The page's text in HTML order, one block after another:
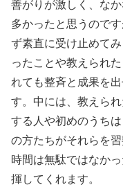
善がりが激しく、な
多かったと思うので
ず素直に受け止めて
ったことや教えられ
れても整斉と成果を
す。中には、教えら
する人や初めのうち
の方たちがそれらを
時間は無駄ではなか
揮してくれます。